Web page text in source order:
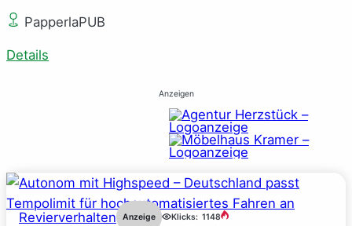
PapperlaPUB
Details
Anzeigen
Revierverhalten Anzeige Klicks: 1148